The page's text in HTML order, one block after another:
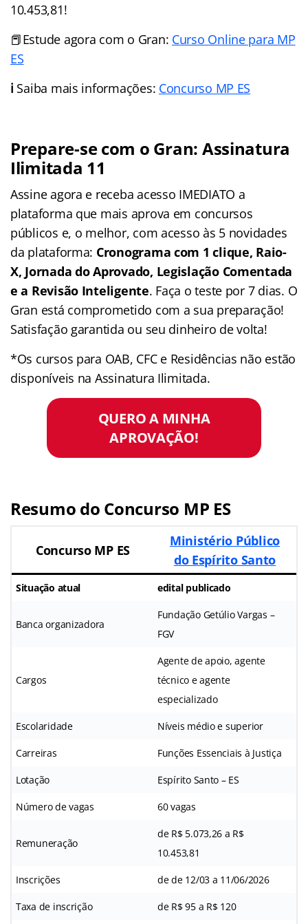
10.453,81!
📕Estude agora com o Gran: Curso Online para MP
ES
ℹ️ Saiba mais informações: Concurso MP ES
Prepare-se com o Gran: Assinatura
Ilimitada 11
Assine agora e receba acesso IMEDIATO a
plataforma que mais aprova em concursos
públicos e, o melhor, com acesso às 5 novidades
da plataforma: Cronograma com 1 clique, Raio-
X, Jornada do Aprovado, Legislação Comentada
e a Revisão Inteligente. Faça o teste por 7 dias. O
Gran está comprometido com a sua preparação!
Satisfação garantida ou seu dinheiro de volta!
*Os cursos para OAB, CFC e Residências não estão
disponíveis na Assinatura Ilimitada.
QUERO A MINHA
APROVAÇÃO!
Resumo do Concurso MP ES
Concurso MP ES
Ministério Público
do Espírito Santo
Situação atual edital publicado
Banca organizadora
Fundação Getúlio Vargas –
FGV
Cargos
Agente de apoio, agente
técnico e agente
especializado
Escolaridade Níveis médio e superior
Carreiras Funções Essenciais à Justiça
Lotação Espírito Santo – ES
Número de vagas 60 vagas
Remuneração
de R$ 5.073,26 a R$
10.453,81
Inscrições de de 12/03 a 11/06/2026
Taxa de inscrição de R$ 95 a R$ 120